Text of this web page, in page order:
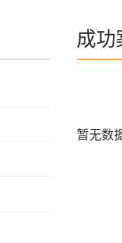
成
暂无数